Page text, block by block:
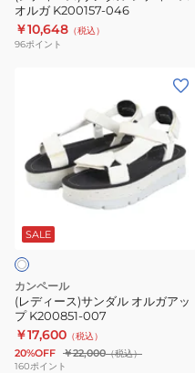
ィ
ー
K200157-
046
オルガ K200157-046
￥10,648 （税込）
96ポイント
ス)
ダ
ル
オ
ル
ガ
ア
ッ
SALE
カンペール
(レディース)サンダル オルガアッ
プ K200851-007
￥17,600 （税込）
20%OFF ￥22,000（税込）
160ポイント
ブ